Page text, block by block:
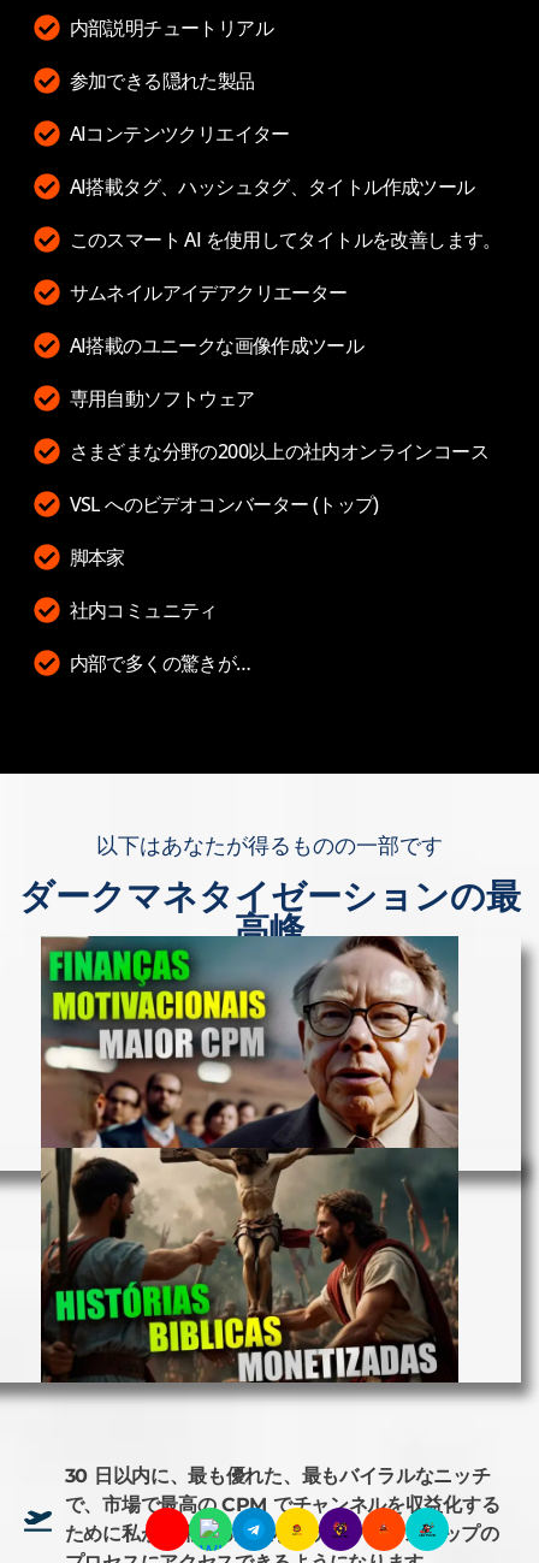
内部説明チュートリアル
参加できる隠れた製品
AIコンテンツクリエイター
AI搭載タグ、ハッシュタグ、タイトル作成ツール
このスマート AI を使用してタイトルを改善します。
サムネイルアイデアクリエーター
AI搭載のユニークな画像作成ツール
専用自動ソフトウェア
さまざまな分野の200以上の社内オンラインコース
VSL へのビデオコンバーター (トップ)
脚本家
社内コミュニティ
内部で多くの驚きが…
以下はあなたが得るものの一部です
ダークマネタイゼーションの最
高峰
30 日以内に、最も優れた、最もバイラルなニッチ
で、市場で最高の CPM でチャンネルを収益化する
ために私が使用する正確なステップバイステップの